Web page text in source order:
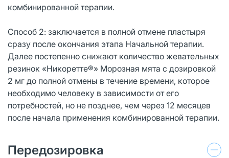
комбинированной терапии.
Способ 2: заключается в полной отмене пластыря
сразу после окончания этапа Начальной терапии.
Далее постепенно снижают количество жевательных
резинок «Никоретте®» Морозная мята с дозировкой
2 мг до полной отмены в течение времени, которое
необходимо человеку в зависимости от его
потребностей, но не позднее, чем через 12 месяцев
после начала применения комбинированной терапии.
Передозировка